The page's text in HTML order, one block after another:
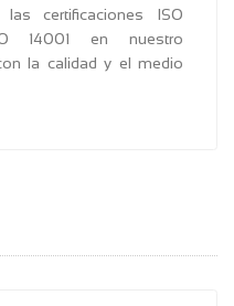
certificaciones ISO
14001 en nuestro
la calidad y el medio